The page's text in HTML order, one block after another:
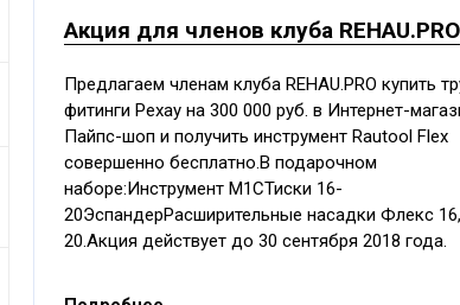
Акция для членов клуба REHAU.PRO
Предлагаем членам клуба REHAU.PRO купить
фитинги Рехау на 300 000 руб. в Интернет-
Пайпс-шоп и получить инструмент Rautool Flex
совершенно бесплатно.В подарочном
наборе:Инструмент М1СТиски 16-
20ЭспандерРасширительные насадки Флекс 16,
20.Акция действует до 30 сентября 2018 года.